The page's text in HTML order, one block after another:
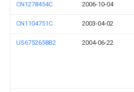
CN1278454C 2006-10-04
CN1104751C 2003-04-02
US6752658B2 2004-06-22